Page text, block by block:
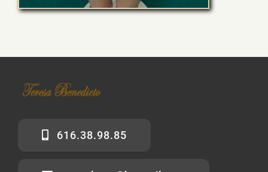
616.38.98.85